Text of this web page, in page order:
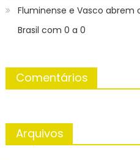
Fluminense e Vasco abrem
Brasil com 0 a 0
Comentários
Arquivos